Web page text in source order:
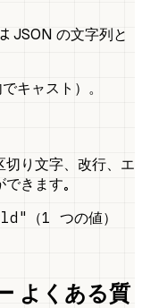
JSON の文字列と
ャスト）。
切り文字、改行、エ
きます。
1 つの値）
よくある質